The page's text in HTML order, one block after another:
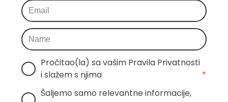
Pročitao(la) sa vašim Pravila Privatnosti
i slažem s njima
*
Šaljemo samo relevantne informacije,